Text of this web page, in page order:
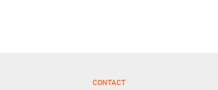
CONTACT